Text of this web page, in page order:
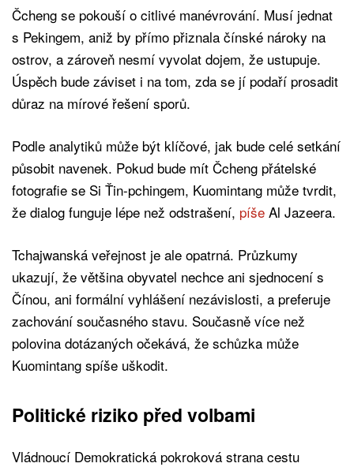
Čcheng se pokouší o citlivé manévrování. Musí jednat
s Pekingem, aniž by přímo přiznala čínské nároky na
ostrov, a zároveň nesmí vyvolat dojem, že ustupuje.
Úspěch bude záviset i na tom, zda se jí podaří prosadit
důraz na mírové řešení sporů.
Podle analytiků může být klíčové, jak bude celé setkání
působit navenek. Pokud bude mít Čcheng přátelské
fotografie se Si Ťin-pchingem, Kuomintang může tvrdit,
že dialog funguje lépe než odstrašení, píše Al Jazeera.
Tchajwanská veřejnost je ale opatrná. Průzkumy
ukazují, že většina obyvatel nechce ani sjednocení s
Čínou, ani formální vyhlášení nezávislosti, a preferuje
zachování současného stavu. Současně více než
polovina dotázaných očekává, že schůzka může
Kuomintang spíše uškodit.
Politické riziko před volbami
Vládnoucí Demokratická pokroková strana cestu